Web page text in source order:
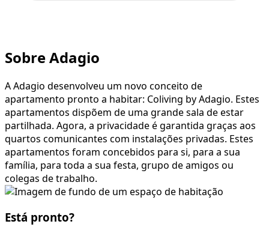
Sobre Adagio
A Adagio desenvolveu um novo conceito de
apartamento pronto a habitar: Coliving by Adagio. Estes
apartamentos dispõem de uma grande sala de estar
partilhada. Agora, a privacidade é garantida graças aos
quartos comunicantes com instalações privadas. Estes
apartamentos foram concebidos para si, para a sua
família, para toda a sua festa, grupo de amigos ou
colegas de trabalho.
Está pronto?